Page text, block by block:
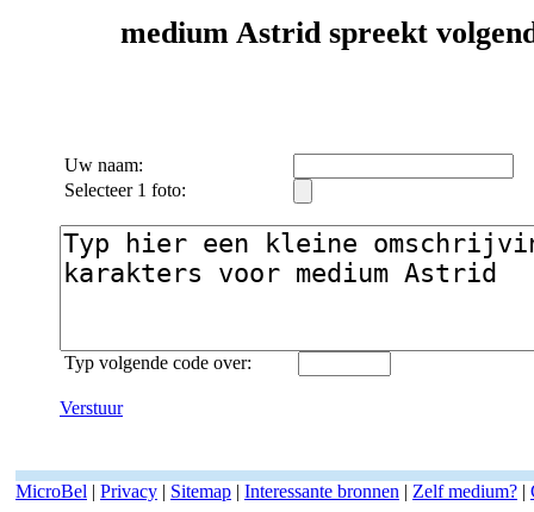
medium Astrid spreekt
Uw naam:
Selecteer 1 foto:
Typ volgende code over:
Verstuur
MicroBel | Privacy | Sitemap | Interessante bronnen | Zelf medium? |